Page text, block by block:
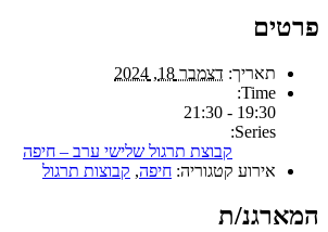
פרטים
תאריך: דצמבר 18, 2024
Time:
19:30 - 21:30
Series:
קבוצת תרגול שלישי ערב – חיפה
אירוע קטגוריה: חיפה, קבוצות תרגול
המארגנ/ת